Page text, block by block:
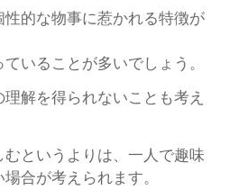
的な物事に惹かれる特徴が
いることが多いでしょう。
解を得られないことも考え
というよりは、一人で趣味
合が考えられます。